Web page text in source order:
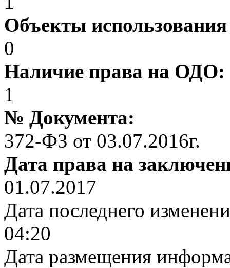
Объекты
0
Наличие права на ОДО:
1
№ Документа:
372-ФЗ от 03.07.2016г.
Дата права на
01.07.2017
Дата последнего
04:20
Дата размещения